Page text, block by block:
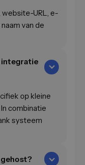
website-URL, e-
van de
integratie
op kleine
combinatie
systeem